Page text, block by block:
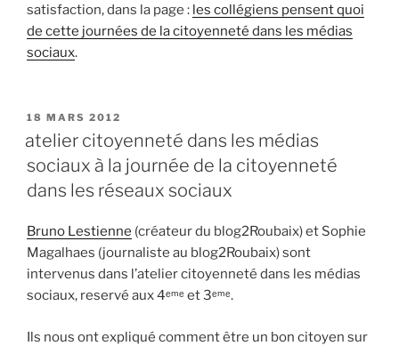
satisfaction, dans la page : les collégiens pensent quoi
de cette journées de la citoyenneté dans les médias
sociaux.
P
B
L
É
E
18 MARS 2012
atelier citoyenneté dans les médias
sociaux à la journée de la citoyenneté
dans les réseaux sociaux
Bruno Lestienne (créateur du blog2Roubaix) et Sophie
Magalhaes (journaliste au blog2Roubaix) sont
intervenus dans l’atelier citoyenneté dans les médias
sociaux, reservé aux 4ᵉᵐᵉ et 3ᵉᵐᵉ.
Ils nous ont expliqué comment être un bon citoyen sur